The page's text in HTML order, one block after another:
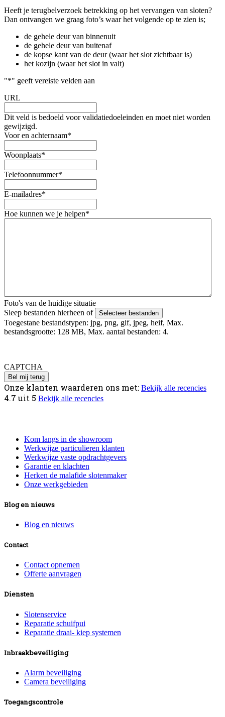
Heeft je terugbelverzoek betrekking op het vervangen van sloten?
Dan ontvangen we graag foto’s waar het volgende op te zien is;
de gehele deur van binnenuit
de gehele deur van buitenaf
de kopse kant van de deur (waar het slot zichtbaar is)
het kozijn (waar het slot in valt)
"*" geeft vereiste velden aan
URL
Dit veld is bedoeld voor validatiedoeleinden en moet niet worden
gewijzigd.
Voor en achternaam*
Woonplaats*
Telefoonnummer*
E-mailadres*
Hoe kunnen we je helpen*
Foto's van de huidige situatie
Sleep bestanden hierheen of
Selecteer bestanden
Toegestane bestandstypen: jpg, png, gif, jpeg, heif, Max.
bestandsgrootte: 128 MB, Max. aantal bestanden: 4.
CAPTCHA
Onze klanten waarderen ons met: Bekijk alle recencies
4.7 uit 5 Bekijk alle recencies
Kom langs in de showroom
Werkwijze particulieren klanten
Werkwijze vaste opdrachtgevers
Garantie en klachten
Herken de malafide slotenmaker
Onze werkgebieden
Blog en nieuws
Blog en nieuws
Contact
Contact opnemen
Offerte aanvragen
Diensten
Slotenservice
Reparatie schuifpui
Reparatie draai- kiep systemen
Inbraakbeveiliging
Alarm beveiliging
Camera beveiliging
Toegangscontrole